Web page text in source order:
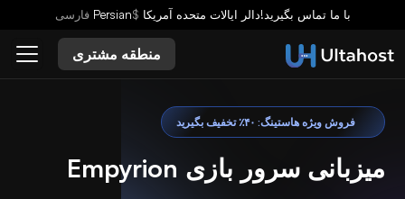
با ما تماس بگیرید!دالر ایالات متحده آمریکا $
Persian فارسى
منطقه مشتری
فروش ویژه هاستینگ: ۴۰٪ تخفیف بگیرید
میزبانی سرور بازی Empyrion